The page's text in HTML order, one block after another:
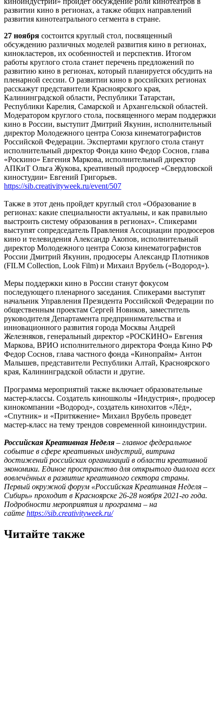
развитии кино в регионах, а также общих направлений
развития кинотеатрального сегмента в стране.
27 ноября состоится круглый стол, посвященный
обсуждению различных моделей развития кино в регионах,
кинокластеров, их особенностей и перспектив. Итогом
работы круглого стола станет перечень предложений по
развитию кино в регионах, который планируется обсудить на
пленарной сессии. О развитии кино в российских регионах
расскажут представители Красноярского края,
Калининградской области, Республики Татарстан,
Республики Карелия, Самарской и Архангельской областей.
Модератором круглого стола, посвященного мерам поддержки
кино в России, выступит Дмитрий Якунин, исполнительный
директор Молодежного центра Союза кинематографистов
Российской Федерации. Экспертами круглого стола станут
исполнительный директор Фонда кино Федор Соснов, глава
«Роскино» Евгения Маркова, исполнительный директор
АПКиТ Ольга Жукова, креативный продюсер «Свердловской
киностудии» Евгений Григорьев.
https://sib.creativityweek.ru/event/507
Также в этот день пройдет круглый стол «Образование в
регионах: какие специальности актуальны, и как правильно
выстроить систему образования в регионах». Спикерами
выступят сопредседатель Правления Ассоциации продюсеров
кино и телевидения Александр Акопов, исполнительный
директор Молодежного центра Союза кинематографистов
России Дмитрий Якунин, продюсеры Александр Плотников
(FILM Collection, Look Film) и Михаил Врубель («Водород»).
Меры поддержки кино в России станут фокусом
последующего пленарного заседания. Спикерами выступят
начальник Управления Президента Российской Федерации по
общественным проектам Сергей Новиков, заместитель
руководителя Департамента предпринимательства и
инновационного развития города Москвы Андрей
Железняков, генеральный директор «РОСКИНО» Евгения
Маркова, ВРИО исполнительного директора Фонда Кино РФ
Федор Соснов, глава частного фонда «Кинопрайм» Антон
Малышев, представители Республики Алтай, Красноярского
края, Калининградской области и другие.
Программа мероприятий также включает образовательные
мастер-классы. Создатель киношколы «Индустрия», продюсер
кинокомпании «Водород», создатель кинохитов «Лёд»,
«Спутник» и «Притяжение» Михаил Врубель проведет
мастер-класс на тему трендов современной киноиндустрии.
Российская Креативная Неделя – главное федеральное
событие в сфере креативных индустрий, витрина
достижений российских организаций в области креативной
экономики. Единое пространство для открытого диалога всех
вовлечённых в развитие креативного сектора страны.
Первый окружной форум «Российская Креативная Неделя –
Сибирь» проходит в Красноярске 26-28 ноября 2021-го года.
Подробности мероприятия и программа – на
сайте https://sib.creativityweek.ru/
Читайте также